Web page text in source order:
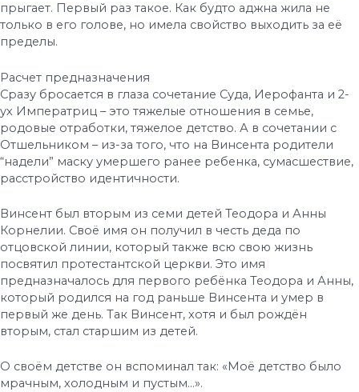
прыгает. Первый раз такое. Как будто аджна жила не
только в его голове, но имела свойство выходить за её
пределы.
Расчет предназначения
Сразу бросается в глаза сочетание Суда, Иерофанта и 2-
ух Императриц – это тяжелые отношения в семье,
родовые отработки, тяжелое детство. А в сочетании с
Отшельником – из-за того, что на Винсента родители
“надели” маску умершего ранее ребенка, сумасшествие,
расстройство идентичности.
Винсент был вторым из семи детей Теодора и Анны
Корнелии. Своё имя он получил в честь деда по
отцовской линии, который также всю свою жизнь
посвятил протестантской церкви. Это имя
предназначалось для первого ребёнка Теодора и Анны,
который родился на год раньше Винсента и умер в
первый же день. Так Винсент, хотя и был рождён
вторым, стал старшим из детей.
О своём детстве он вспоминал так: «Моё детство было
мрачным, холодным и пустым…».